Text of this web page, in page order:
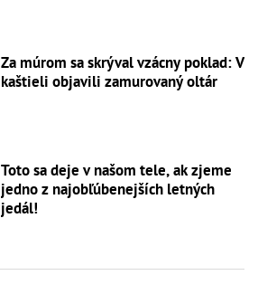
Za múrom sa skrýval vzácny poklad: V
kaštieli objavili zamurovaný oltár
Toto sa deje v našom tele, ak zjeme
jedno z najobľúbenejších letných
jedál!